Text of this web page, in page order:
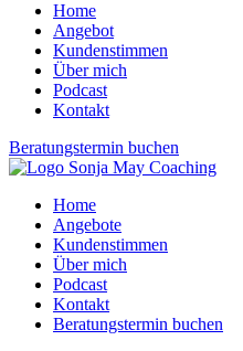
Home
Angebot
Kundenstimmen
Über mich
Podcast
Kontakt
Beratungstermin buchen
Home
Angebote
Kundenstimmen
Über mich
Podcast
Kontakt
Beratungstermin buchen